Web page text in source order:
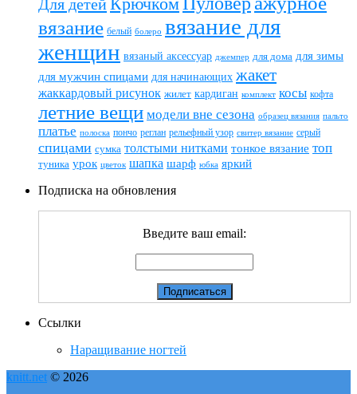
Для детей
вязание белый болеро вязание для
женщин вязаный аксессуар джемпер для дома для зимы
для мужчин спицами для начинающих жакет
жаккардовый рисунок жилет кардиган комплект косы кофта
летние вещи модели вне сезона образец вязания пальто
платье полоска пончо реглан рельефный узор свитер вязание серый
спицами сумка толстыми нитками тонкое вязание топ
туника урок цветок шапка шарф юбка яркий
Подписка на обновления
Введите ваш email:
Ссылки
Наращивание ногтей
knitt.net © 2026